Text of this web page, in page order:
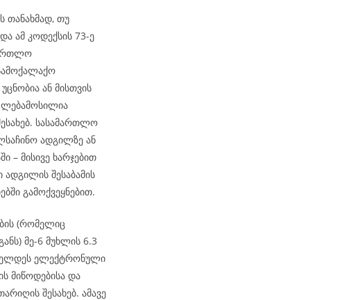
თანახმად, თუ
ამ კოდექსის 73-ე
ან მისთვის
სასამართლო
ადგილზე ან
– მისივე ხარჯებით
შესაბამის
გამოქვეყნებით.
(რომელიც
მე-6 მუხლის 6.3
ელექტრონული
მიწოდებისა და
შესახებ. ამავე